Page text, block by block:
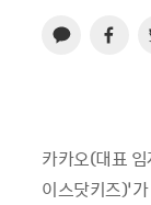
카카오(대표
이스닷키즈)’가